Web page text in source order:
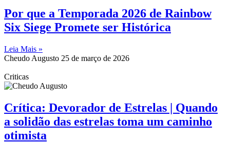
Por que a Temporada 2026 de Rainbow
Six Siege Promete ser Histórica
Leia Mais »
Cheudo Augusto 25 de março de 2026
Criticas
Crítica: Devorador de Estrelas | Quando
a solidão das estrelas toma um caminho
otimista